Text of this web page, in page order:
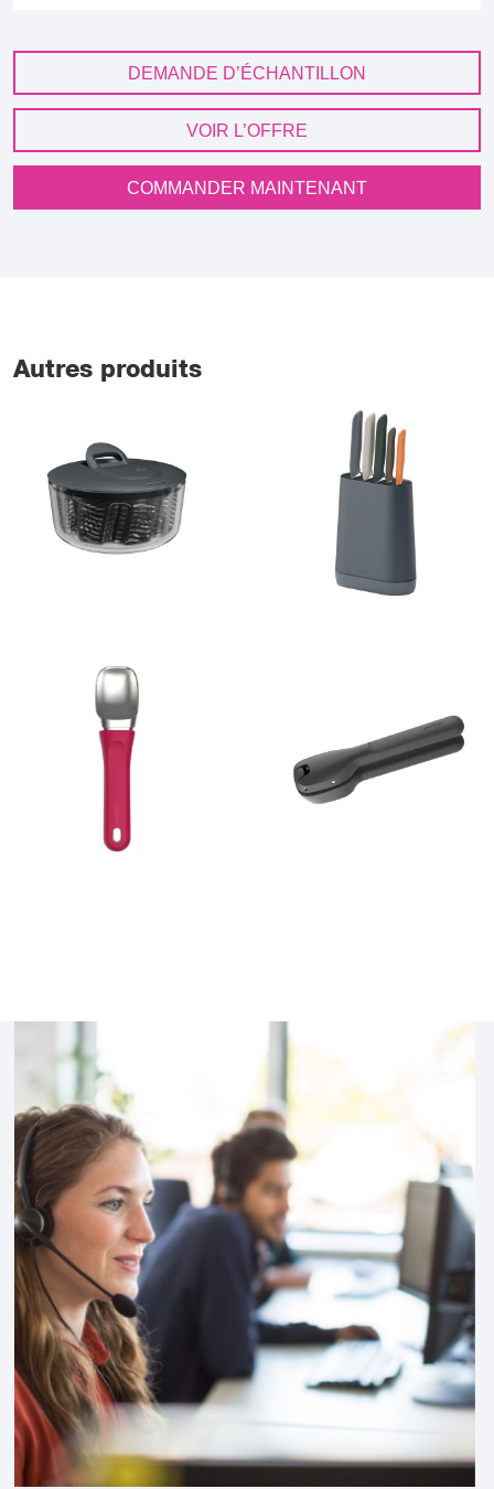
DEMANDE D’ÉCHANTILLON
VOIR L’OFFRE
COMMANDER MAINTENANT
Autres produits